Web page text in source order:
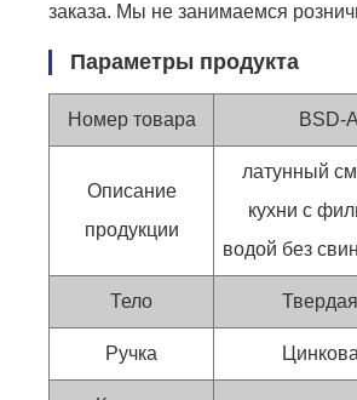
заказа. Мы не занимаемся
Параметры продукта
Номер товара BSD-
Описание
продукции
латунный
кухни с
водой без
Тело
Ручка